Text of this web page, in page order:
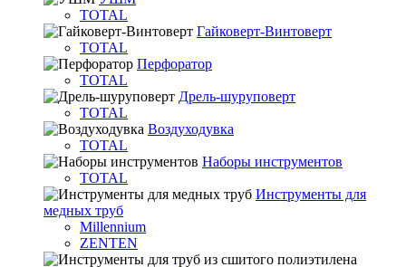
TOTAL
Гайковерт-Винтоверт
TOTAL
Перфоратор
TOTAL
Дрель-шуруповерт
TOTAL
Воздуходувка
TOTAL
Наборы инструментов
TOTAL
Инструменты для
медных труб
Millennium
ZENTEN